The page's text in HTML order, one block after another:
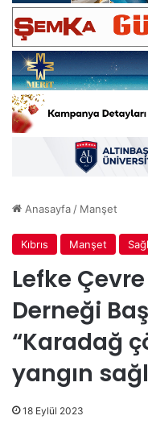
Anasayfa/ Manşet
Kıbrıs Manşet
Lefke
Derneği
“Karadağ
yangın
18 Eylül 2023